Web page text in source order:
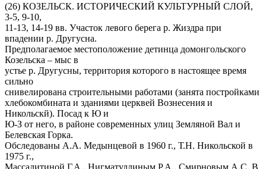
(26) КОЗЕЛЬСК. ИСТОРИЧЕСКИЙ КУЛЬТУРНЫЙ СЛОЙ,
3-5, 9-10,
11-13, 14-19 вв. Участок левого берега р. Жиздра при
впадении р. Другусна.
Предполагаемое местоположение детинца домонгольского
Козельска – мыс в
устье р. Другусны, территория которого в настоящее время
сильно
снивелирована строительными работами (занята постройками
хлебокомбината и зданиями церквей Вознесения и
Никольскй). Посад к Ю и
Ю-З от него, в районе современных улиц Земляной Вал и
Белевская Горка.
Обследованы А.А. Медынцевой в 1960 г., Т.Н. Никольской в
1975 г.,
Массалитиной Г.А., Нигматуллиным Р.А., Смирновым А.С. В